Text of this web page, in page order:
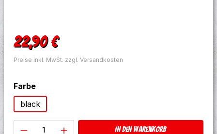
Regulärer Preis:
22,90 €
Preise inkl. MwSt. zzgl. Versandkosten
Farbeauswählen
black
Produkt Anzahl: Gib den
In den Warenkorb